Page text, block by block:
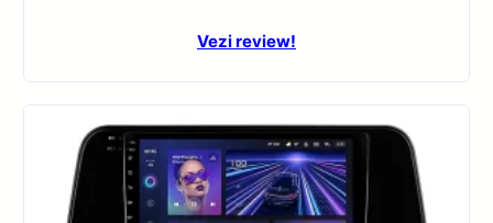
Vezi review!